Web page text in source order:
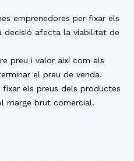
emprenedores per fixar els
decisió afecta la viabilitat de
preu i valor així com els
el preu de venda.
els preus dels productes
marge brut comercial.